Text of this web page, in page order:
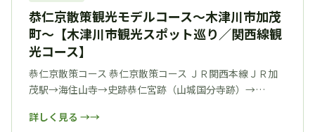
恭仁京散策観光モデルコース～木津川市加茂
町～【木津川市観光スポット巡り／関西線観
光コース】
恭仁京散策コース 恭仁京散策コース ＪＲ関西本線ＪＲ加
茂駅→海住山寺→史跡恭仁宮跡（山城国分寺跡）→…
詳しく見る →